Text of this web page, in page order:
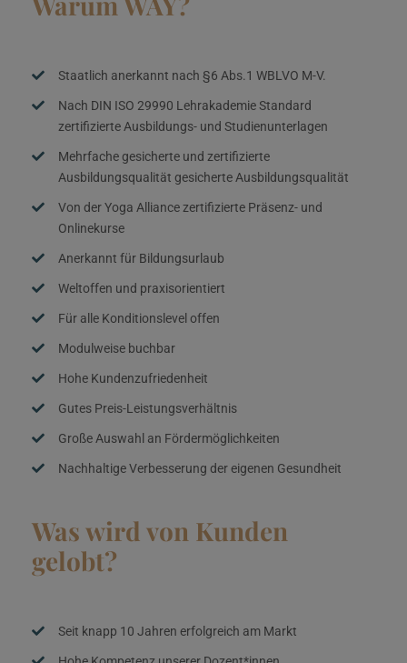
Staatlich anerkannt nach §6 Abs.1 WBLVO M-V.
Nach DIN ISO 29990 Lehrakademie Standard
zertifizierte Ausbildungs- und Studienunterlagen
Mehrfache gesicherte und zertifizierte
Ausbildungsqualität gesicherte Ausbildungsqualität
Von der Yoga Alliance zertifizierte Präsenz- und
Onlinekurse
Anerkannt für Bildungsurlaub
Weltoffen und praxisorientiert
Für alle Konditionslevel offen
Modulweise buchbar
Hohe Kundenzufriedenheit
Gutes Preis-Leistungsverhältnis
Große Auswahl an Fördermöglichkeiten
Nachhaltige Verbesserung der eigenen Gesundheit
Was wird von Kunden
gelobt?
Seit knapp 10 Jahren erfolgreich am Markt